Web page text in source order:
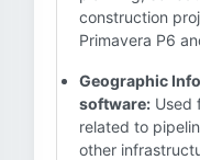
construction
Primavera P6
Geographic
software: Used
related to
other